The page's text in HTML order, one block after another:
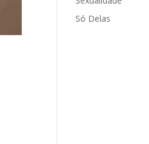
Só Delas